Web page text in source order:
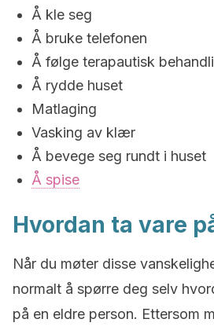
Å kle seg
Å bruke telefonen
Å følge terapautisk
Å rydde huset
Matlaging
Vasking av klær
Å bevege seg rundt i huset
Å spise
Hvordan ta vare
Når du møter disse
normalt å spørre deg selv
på en eldre person. Ettersom